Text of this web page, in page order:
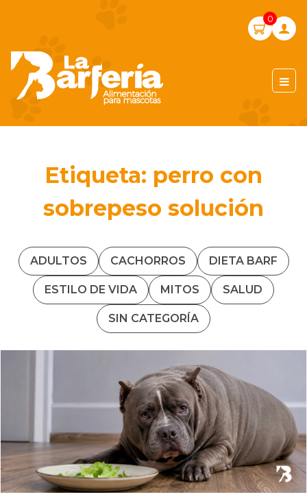
LA BARFERIA PERÚ
0
Etiqueta: perro con
sobrepeso solución
ADULTOS CACHORROS DIETA BARF
ESTILO DE VIDA MITOS SALUD
SIN CATEGORÍA